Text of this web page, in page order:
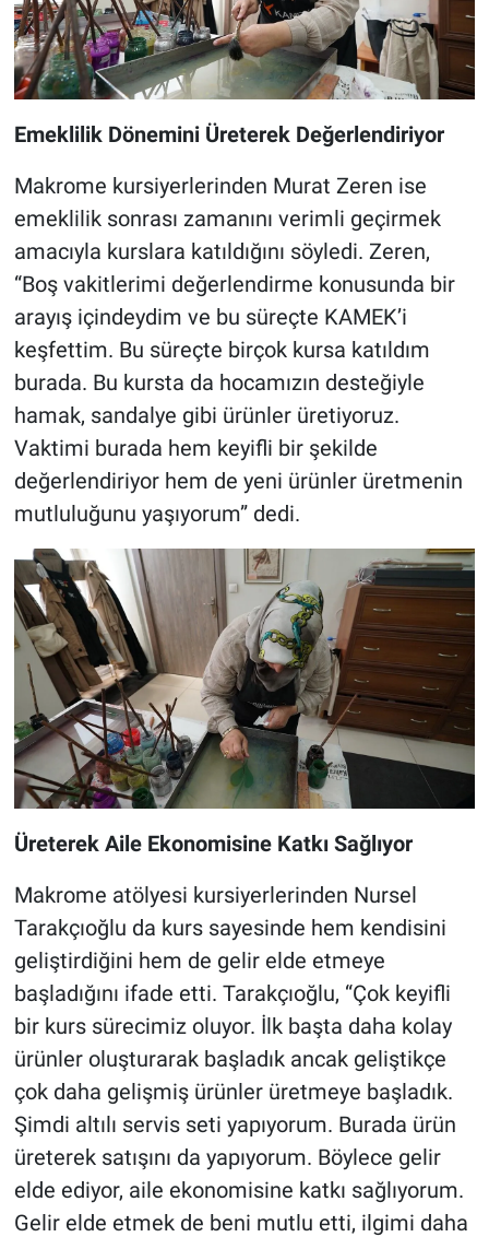
Emeklilik Dönemini Üreterek Değerlendiriyor
Makrome kursiyerlerinden Murat Zeren ise
emeklilik sonrası zamanını verimli geçirmek
amacıyla kurslara katıldığını söyledi. Zeren,
“Boş vakitlerimi değerlendirme konusunda bir
arayış içindeydim ve bu süreçte KAMEK’i
keşfettim. Bu süreçte birçok kursa katıldım
burada. Bu kursta da hocamızın desteğiyle
hamak, sandalye gibi ürünler üretiyoruz.
Vaktimi burada hem keyifli bir şekilde
değerlendiriyor hem de yeni ürünler üretmenin
mutluluğunu yaşıyorum” dedi.
Üreterek Aile Ekonomisine Katkı Sağlıyor
Makrome atölyesi kursiyerlerinden Nursel
Tarakçıoğlu da kurs sayesinde hem kendisini
geliştirdiğini hem de gelir elde etmeye
başladığını ifade etti. Tarakçıoğlu, “Çok keyifli
bir kurs sürecimiz oluyor. İlk başta daha kolay
ürünler oluşturarak başladık ancak geliştikçe
çok daha gelişmiş ürünler üretmeye başladık.
Şimdi altılı servis seti yapıyorum. Burada ürün
üreterek satışını da yapıyorum. Böylece gelir
elde ediyor, aile ekonomisine katkı sağlıyorum.
Gelir elde etmek de beni mutlu etti, ilgimi daha